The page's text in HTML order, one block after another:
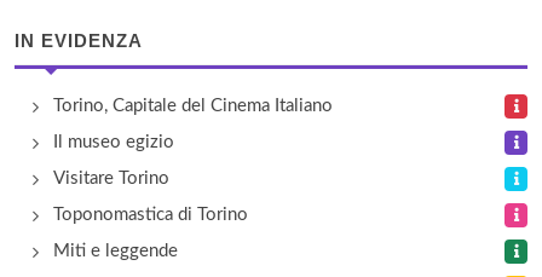
IN EVIDENZA
Torino, Capitale del Cinema Italiano
Il museo egizio
Visitare Torino
Toponomastica di Torino
Miti e leggende